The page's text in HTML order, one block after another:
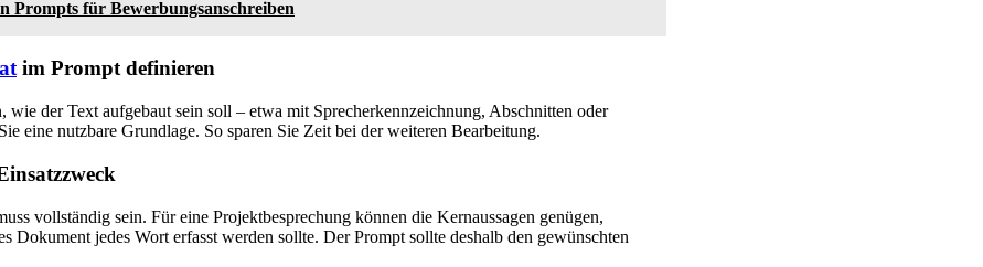
Prompts für Bewerbungsanschreiben
im Prompt definieren
wie der Text aufgebaut sein soll – etwa mit Sprecherkennzeichnung, Abschnitten oder
eine nutzbare Grundlage. So sparen Sie Zeit bei der weiteren Bearbeitung.
vollständig sein. Für eine Projektbesprechung können die Kernaussagen genügen,
Dokument jedes Wort erfasst werden sollte. Der Prompt sollte deshalb den gewünschten